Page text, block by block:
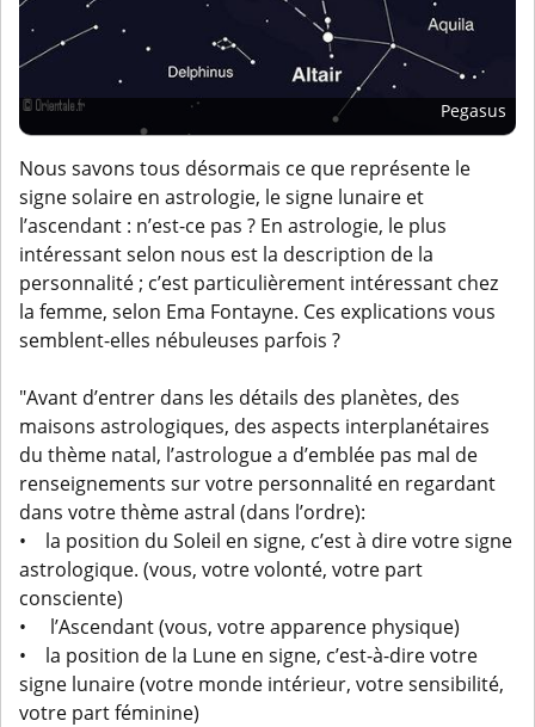
Pegasus
Nous savons tous désormais ce que représente le
signe solaire en astrologie, le signe lunaire et
l’ascendant : n’est-ce pas ? En astrologie, le plus
intéressant selon nous est la description de la
personnalité ; c’est particulièrement intéressant chez
la femme, selon Ema Fontayne. Ces explications vous
semblent-elles nébuleuses parfois ?
"Avant d’entrer dans les détails des planètes, des
maisons astrologiques, des aspects interplanétaires
du thème natal, l’astrologue a d’emblée pas mal de
renseignements sur votre personnalité en regardant
dans votre thème astral (dans l’ordre):
• la position du Soleil en signe, c’est à dire votre signe
astrologique. (vous, votre volonté, votre part
consciente)
• l’Ascendant (vous, votre apparence physique)
• la position de la Lune en signe, c’est-à-dire votre
signe lunaire (votre monde intérieur, votre sensibilité,
votre part féminine)